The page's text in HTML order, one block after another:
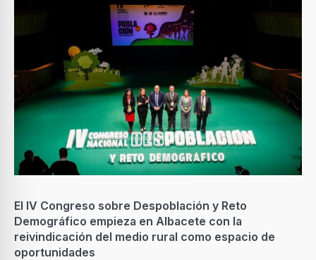
El IV Congreso sobre Despoblación y Reto
Demográfico empieza en Albacete con la
reivindicación del medio rural como espacio de
oportunidades